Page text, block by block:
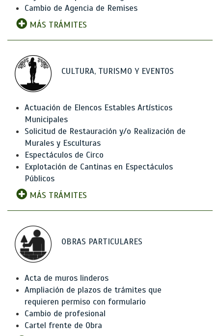
Cambio de Agencia de Remises
MÁS TRÁMITES
CULTURA, TURISMO Y EVENTOS
Actuación de Elencos Estables Artísticos
Municipales
Solicitud de Restauración y/o Realización de
Murales y Esculturas
Espectáculos de Circo
Explotación de Cantinas en Espectáculos
Públicos
MÁS TRÁMITES
OBRAS PARTICULARES
Acta de muros linderos
Ampliación de plazos de trámites que
requieren permiso con formulario
Cambio de profesional
Cartel frente de Obra